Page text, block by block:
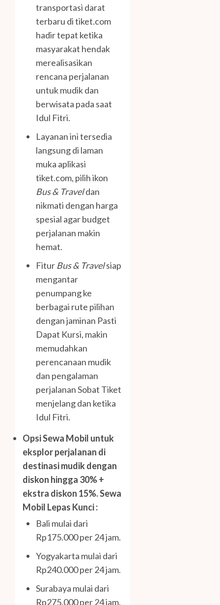
transportasi darat
terbaru di tiket.com
hadir tepat ketika
masyarakat hendak
merealisasikan
rencana perjalanan
untuk mudik dan
berwisata pada saat
Idul Fitri.
Layanan ini tersedia
langsung di laman
muka aplikasi
tiket.com, pilih ikon
Bus & Traveldan
nikmati dengan harga
spesial agar budget
perjalanan makin
hemat.
Fitur Bus & Travelsiap
mengantar
penumpang ke
berbagai rute pilihan
dengan jaminan Pasti
Dapat Kursi, makin
memudahkan
perencanaan mudik
dan pengalaman
perjalanan Sobat Tiket
menjelang dan ketika
Idul Fitri.
Opsi Sewa Mobil untuk
eksplor perjalanan di
destinasi mudik dengan
diskon hingga 30% +
ekstra diskon 15%. Sewa
Mobil Lepas Kunci :
Bali mulai dari
Rp175.000 per 24 jam.
Yogyakarta mulai dari
Rp240.000 per 24 jam.
Surabaya mulai dari
Rp275.000 per 24 jam.